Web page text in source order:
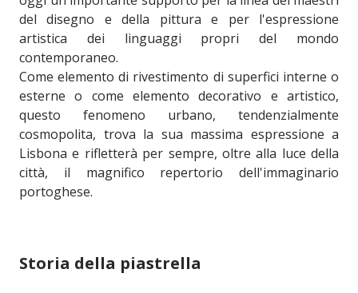
del disegno e della pittura e per l'espressione
artistica dei linguaggi propri del mondo
contemporaneo.
Come elemento di rivestimento di superfici interne o
esterne o come elemento decorativo e artistico,
questo fenomeno urbano, tendenzialmente
cosmopolita, trova la sua massima espressione a
Lisbona e rifletterà per sempre, oltre alla luce della
città, il magnifico repertorio dell'immaginario
portoghese.
Storia della piastrella